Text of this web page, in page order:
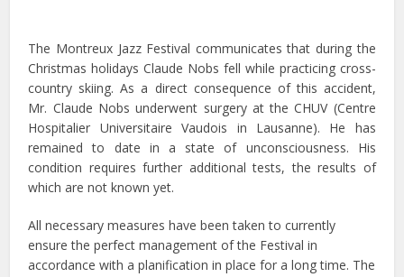
The Montreux Jazz Festival communicates that during the
Christmas holidays Claude Nobs fell while practicing cross-
country skiing. As a direct consequence of this accident,
Mr. Claude Nobs underwent surgery at the CHUV (Centre
Hospitalier Universitaire Vaudois in Lausanne). He has
remained to date in a state of unconsciousness. His
condition requires further additional tests, the results of
which are not known yet.
All necessary measures have been taken to currently
ensure the perfect management of the Festival in
accordance with a planification in place for a long time. The